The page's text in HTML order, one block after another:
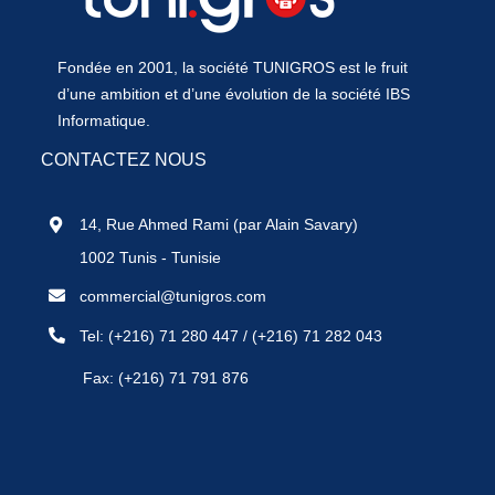
Fondée en 2001, la société TUNIGROS est le fruit
d’une ambition et d’une évolution de la société IBS
Informatique.
CONTACTEZ NOUS
14, Rue Ahmed Rami (par Alain Savary)
1002 Tunis - Tunisie
commercial@tunigros.com
Tel:(+216) 71 280 447 /(+216) 71 282 043
Fax: (+216) 71 791 876